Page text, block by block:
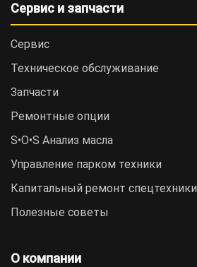
Сервис и запчасти
Сервис
Техническое обслуживание
Запчасти
Ремонтные опции
S•O•S Анализ масла
Управление парком техники
Капитальный ремонт спецтехники
Полезные советы
О компании